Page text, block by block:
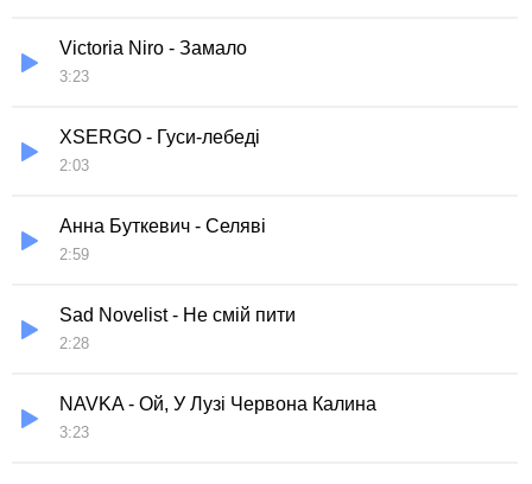
Victoria Niro - Замало
3:23
XSERGO - Гуси-лебеді
2:03
Анна Буткевич - Селяві
2:59
Sad Novelist - Не смій пити
2:28
NAVKA - Ой, У Лузі Червона Калина
3:23